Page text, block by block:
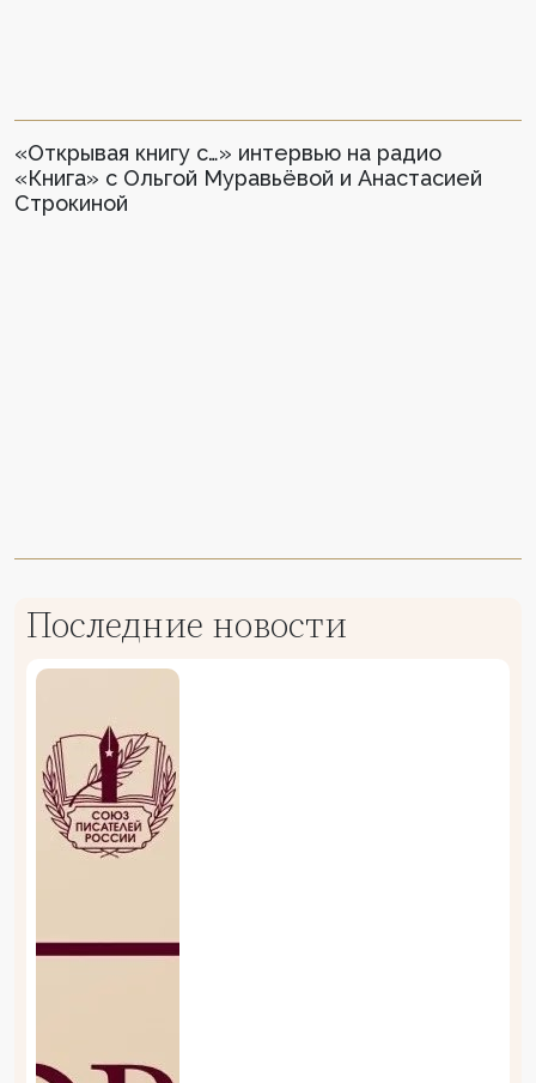
«Открывая книгу с…» интервью на радио
«Книга» с Ольгой Муравьёвой и Анастасией
Строкиной
Последние новости